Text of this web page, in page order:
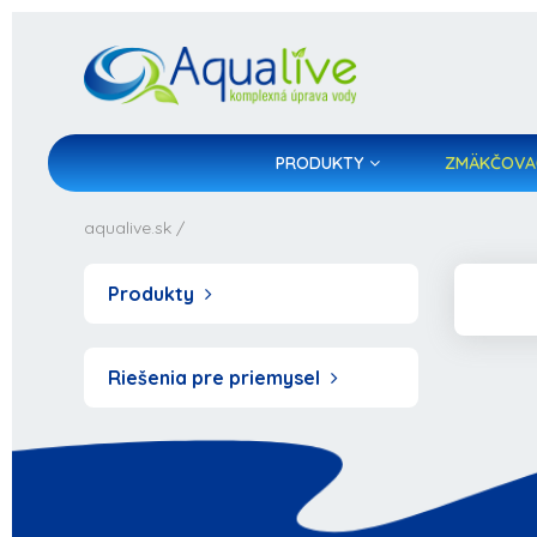
PRODUKTY
aqualive.sk /
Produkty
Riešenia pre priemysel